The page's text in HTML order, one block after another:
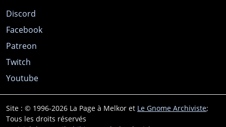
Discord
Facebook
Patreon
Twitch
Youtube
Site : © 1996-2026 La Page à Melkor et Le Gnome Archiviste;
Tous les droits réservés